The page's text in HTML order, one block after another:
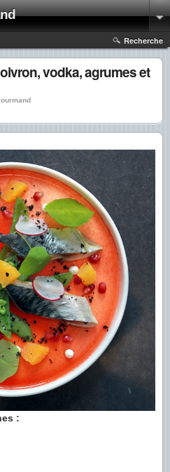
Recherche
vodka, agrumes et
: